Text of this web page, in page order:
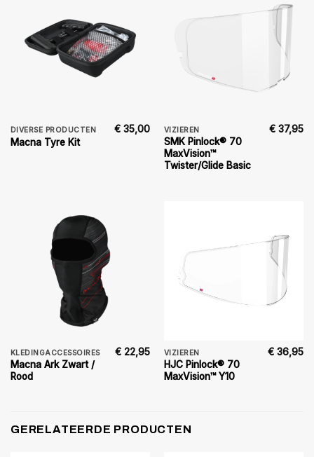
DIVERSE PRODUCTEN
Macna Tyre Kit
€ 35,00 VIZIEREN
SMK Pinlock® 70
MaxVision™
Twister/Glide Basic
€ 37,95
KLEDINGACCESSOIRES
Macna Ark Zwart /
Rood
€ 22,95 VIZIEREN
HJC Pinlock® 70
MaxVision™ Y10
€ 36,95
GERELATEERDE PRODUCTEN